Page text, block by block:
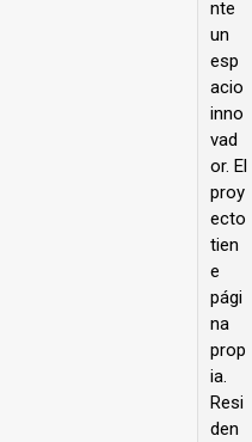
nte
un
esp
acio
inno
vad
or. El
proy
ecto
tien
e
pági
na
prop
ia.
Resi
den